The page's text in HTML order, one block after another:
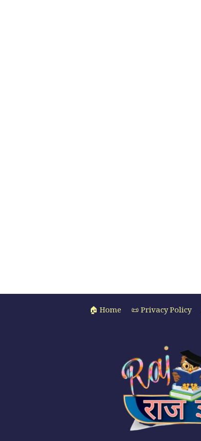
🏠 Home 📜 Privacy Policy